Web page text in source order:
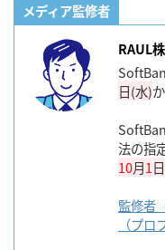
メディア監修者
RAUL
日(水)
法の指
10月1
監修者
（プ